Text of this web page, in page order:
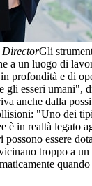
DirectorGli
a un luogo di
profondità e di
gli esseri umani",
anche dalla
"Uno dei
è in realtà legato
essere
troppo a un